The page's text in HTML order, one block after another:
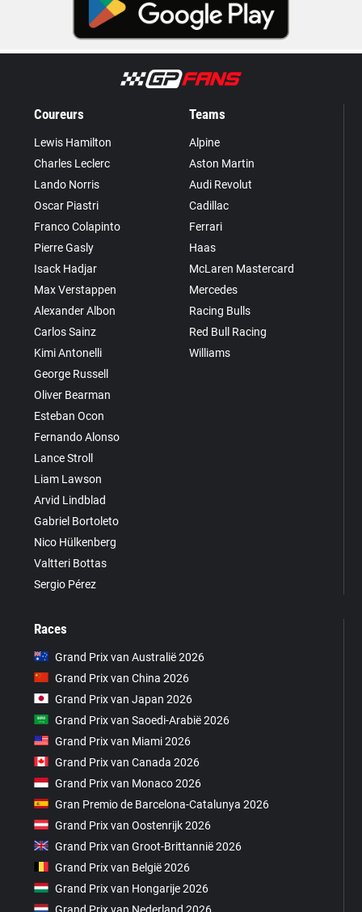
Coureurs
Lewis Hamilton
Charles Leclerc
Lando Norris
Oscar Piastri
Franco Colapinto
Pierre Gasly
Isack Hadjar
Max Verstappen
Alexander Albon
Carlos Sainz
Kimi Antonelli
George Russell
Oliver Bearman
Esteban Ocon
Fernando Alonso
Lance Stroll
Liam Lawson
Arvid Lindblad
Gabriel Bortoleto
Nico Hülkenberg
Valtteri Bottas
Sergio Pérez
Teams
Alpine
Aston Martin
Audi Revolut
Cadillac
Ferrari
Haas
McLaren Mastercard
Mercedes
Racing Bulls
Red Bull Racing
Williams
Races
Grand Prix van Australië 2026
Grand Prix van China 2026
Grand Prix van Japan 2026
Grand Prix van Saoedi-Arabië 2026
Grand Prix van Miami 2026
Grand Prix van Canada 2026
Grand Prix van Monaco 2026
Gran Premio de Barcelona-Catalunya 2026
Grand Prix van Oostenrijk 2026
Grand Prix van Groot-Brittannië 2026
Grand Prix van België 2026
Grand Prix van Hongarije 2026